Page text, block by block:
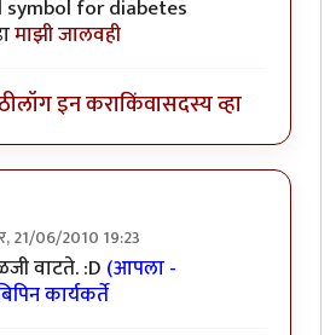
माझी जालवही
लॉग इन कराकिंवासदस्य व्हा
21/06/2010 19:23
वाटते. :D (आपला -
कार्यकर्ते